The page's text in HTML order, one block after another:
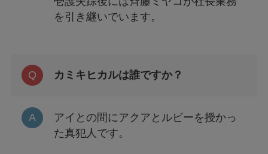
を引き継いでいます。
カミキヒカルは誰ですか？
アイとの間にアクアとルビーを授かっ
た真犯人です。